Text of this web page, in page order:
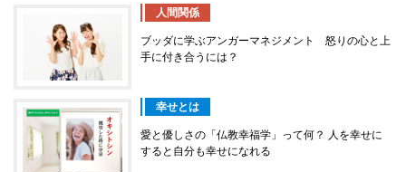
人間関係
ブッダに学ぶアンガーマネジメント 怒りの心と上
手に付き合うには？
幸せとは
愛と優しさの「仏教幸福学」って何？ 人を幸せに
すると自分も幸せになれる